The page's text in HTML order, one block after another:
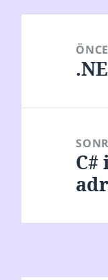
gezinmesi
yazı:
C#